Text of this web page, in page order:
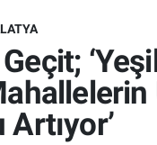
Haberleri